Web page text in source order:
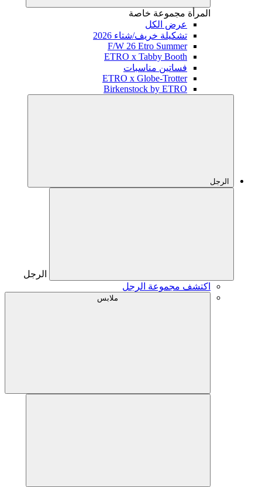
المرأة مجموعة خاصة
عرض الكل
تشكيلة خريف/شتاء 2026
F/W 26 Etro Summer
ETRO x Tabby Booth
فساتين مناسبات
ETRO x Globe-Trotter
Birkenstock by ETRO
الرجل
الرجل
اكتشف مجموعة الرجل
ملابس